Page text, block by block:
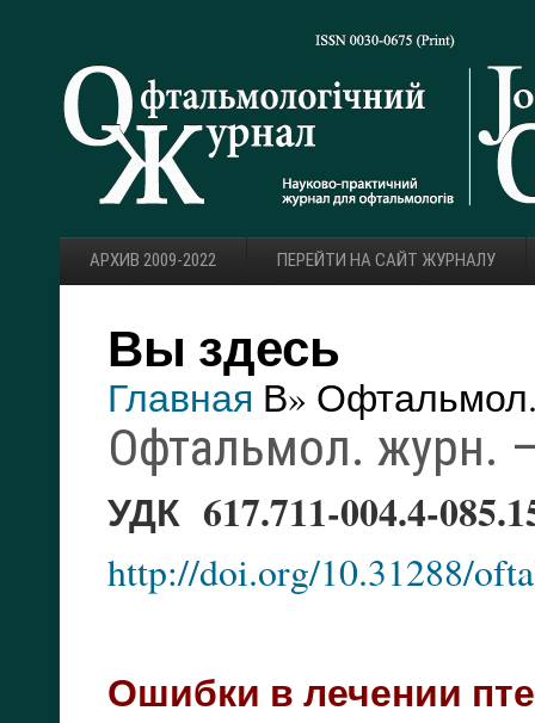
АРХИВ 2009-2022 ПЕРЕЙТИ НА САЙТ ЖУРНАЛУ
Вы здесь
Главная В»
Офтальмол. журн.
УДК 617.711-004.4-
http://doi.org/10.31288/
Ошибки в лечении